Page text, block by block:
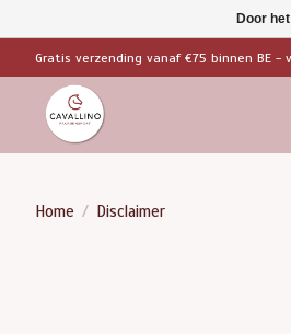
Gratis verzending vanaf €75 binnen BE -
Home / Disclaimer
Door